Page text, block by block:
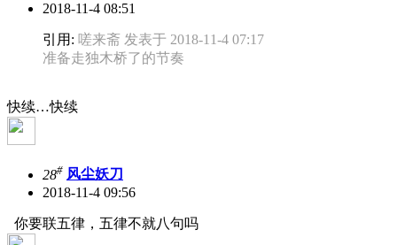
2018-11-4 08:51
引用: 嗟来斋 发表于 2018-11-4 07:17
准备走独木桥了的节奏
快续…快续
28# 风尘妖刀
2018-11-4 09:56
你要联五律，五律不就八句吗